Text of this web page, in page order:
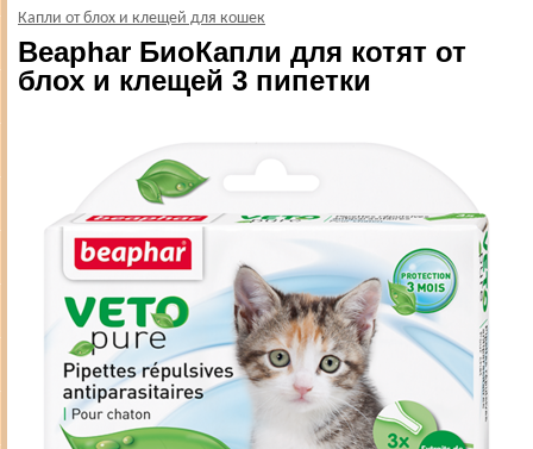
Капли от блох и клещей для кошек
Beaphar БиоКапли для котят от
блох и клещей 3 пипетки